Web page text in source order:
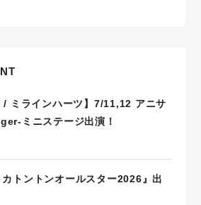
ミラインハーツ】7/11,12 アニサ
ミニステージ出演！
トントンオールスター2026』出